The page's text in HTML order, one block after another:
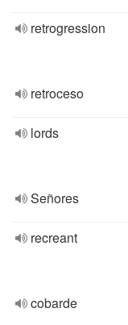
retrogression
retroceso
lords
Señores
recreant
cobarde